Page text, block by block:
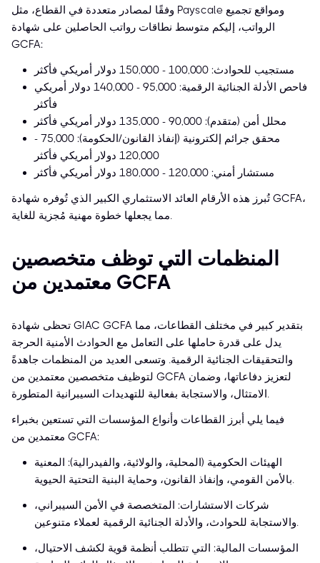
وفقًا لمصادر متعددة في القطاع، مثل Payscale ومواقع تجميع
الرواتب، إليكم متوسط نطاقات رواتب الحاصلين على شهادة
GCFA:
مستجيب للحوادث: 100,000 - 150,000 دولار أمريكي فأكثر
فاحص الأدلة الجنائية الرقمية: 95,000 - 140,000 دولار أمريكي
فأكثر
محلل أمن (متقدم): 90,000 - 135,000 دولار أمريكي فأكثر
محقق جرائم إلكترونية (إنفاذ القانون/الحكومة): 75,000 -
120,000 دولار أمريكي فأكثر
مستشار أمني: 120,000 - 180,000 دولار أمريكي فأكثر
تُبرز هذه الأرقام العائد الاستثماري الكبير الذي تُوفره شهادة GCFA،
مما يجعلها خطوة مهنية مُجزية للغاية.
المنظمات التي توظف متخصصين
معتمدين من GCFA
تحظى شهادة GIAC GCFA بتقدير كبير في مختلف القطاعات، مما
يدل على قدرة حاملها على التعامل مع الحوادث الأمنية الحرجة
والتحقيقات الجنائية الرقمية. وتسعى العديد من المنظمات جاهدةً
لتوظيف متخصصين معتمدين من GCFA لتعزيز دفاعاتها، وضمان
الامتثال، والاستجابة بفعالية للتهديدات السيبرانية المتطورة.
فيما يلي أبرز القطاعات وأنواع المؤسسات التي تستعين بخبراء
معتمدين من GCFA:
الهيئات الحكومية (المحلية، والولائية، والفيدرالية): المعنية
بالأمن القومي، وإنفاذ القانون، وحماية البنية التحتية الحيوية.
شركات الاستشارات: المتخصصة في الأمن السيبراني،
والاستجابة للحوادث، والأدلة الجنائية الرقمية لعملاء متنوعين.
المؤسسات المالية: التي تتطلب أنظمة قوية لكشف الاحتيال،